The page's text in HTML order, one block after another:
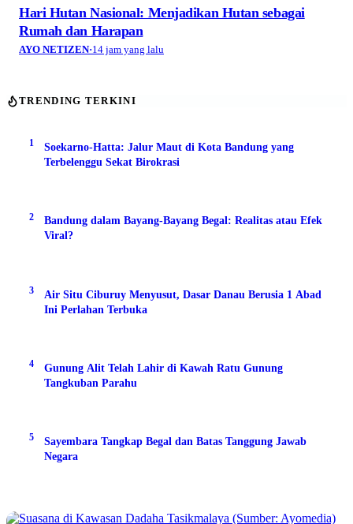
Hari Hutan Nasional: Menjadikan Hutan sebagai
Rumah dan Harapan
AYO NETIZEN·14 jam yang lalu
TRENDING TERKINI
1
Soekarno-Hatta: Jalur Maut di Kota Bandung yang
Terbelenggu Sekat Birokrasi
2
Bandung dalam Bayang-Bayang Begal: Realitas atau Efek
Viral?
3
Air Situ Ciburuy Menyusut, Dasar Danau Berusia 1 Abad
Ini Perlahan Terbuka
4
Gunung Alit Telah Lahir di Kawah Ratu Gunung
Tangkuban Parahu
5
Sayembara Tangkap Begal dan Batas Tanggung Jawab
Negara